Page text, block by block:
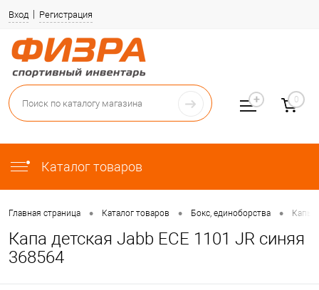
Вход Регистрация
Каталог товаров
0
Главная страница • Каталог товаров • Бокс, единоборства • Капы
Капа детская Jabb ECE 1101 JR синяя
368564